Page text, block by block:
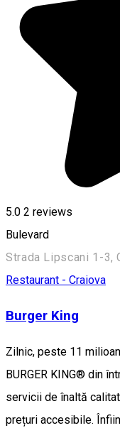
5.0 2 reviews
Bulevard
Strada Lipscani 1-3,
Restaurant - Craiova
Burger King
Zilnic, peste 11
BURGER KING® din
servicii de înaltă
prețuri accesibile.